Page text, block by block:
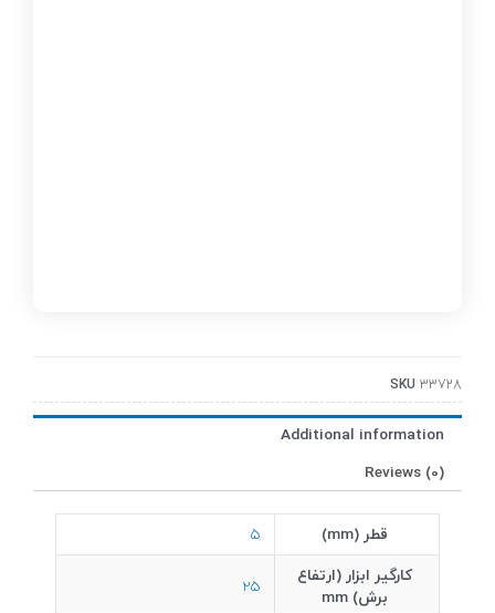
SKU 33728
Additional information
Reviews (0)
قطر (mm)
5
کارگیر ابزار (ارتفاع
برش) mm
25